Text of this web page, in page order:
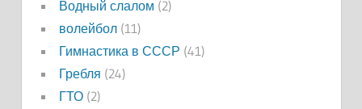
Водный слалом (2)
волейбол(11)
Гимнастика в СССР (41)
Гребля (24)
ГТО(2)